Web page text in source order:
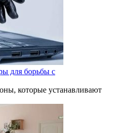
для борьбы с
которые устанавливают